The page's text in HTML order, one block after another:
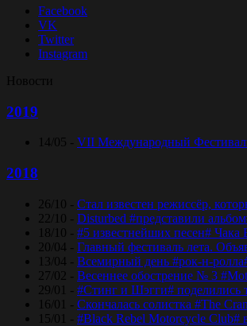
Facebook
VK
Twitter
Instagram
Новости
2019
14/05 - VII Международный
2018
26/10 - Стал известен режиссёр,
22/10 - Disturbed #представили
18/10 - #5 известнейших песен# Чака
20/04 - Главный фестиваль лета.
13/04 - Всемирный день #рок-н-
27/02 - Весеннее обострение № 3
29/01 - #Стинг и Шэгги# поделились
16/01 - Скончалась солистка #The
15/01 - #Black Rebel Motorcycle